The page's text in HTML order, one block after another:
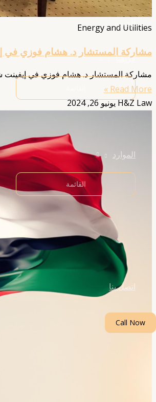
الخبره
فريقنا
الموارد
القائمة
اتصل بنا
Call Now
Energy and Utilities
مشاركة المستشار د. هشام فوزي في
مشاركة المستشار د. هشام فوزي في إيفينت
Read More »
H&Z Lawيونيو 26, 2024